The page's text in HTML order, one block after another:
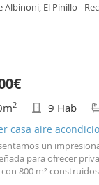
durante todo el año.
privada. * Zona
privacidad y
económicas
documentación
Albinoni, El Pinillo -
2 9 Hab
casa aire
un
para ofrecer
800 m²